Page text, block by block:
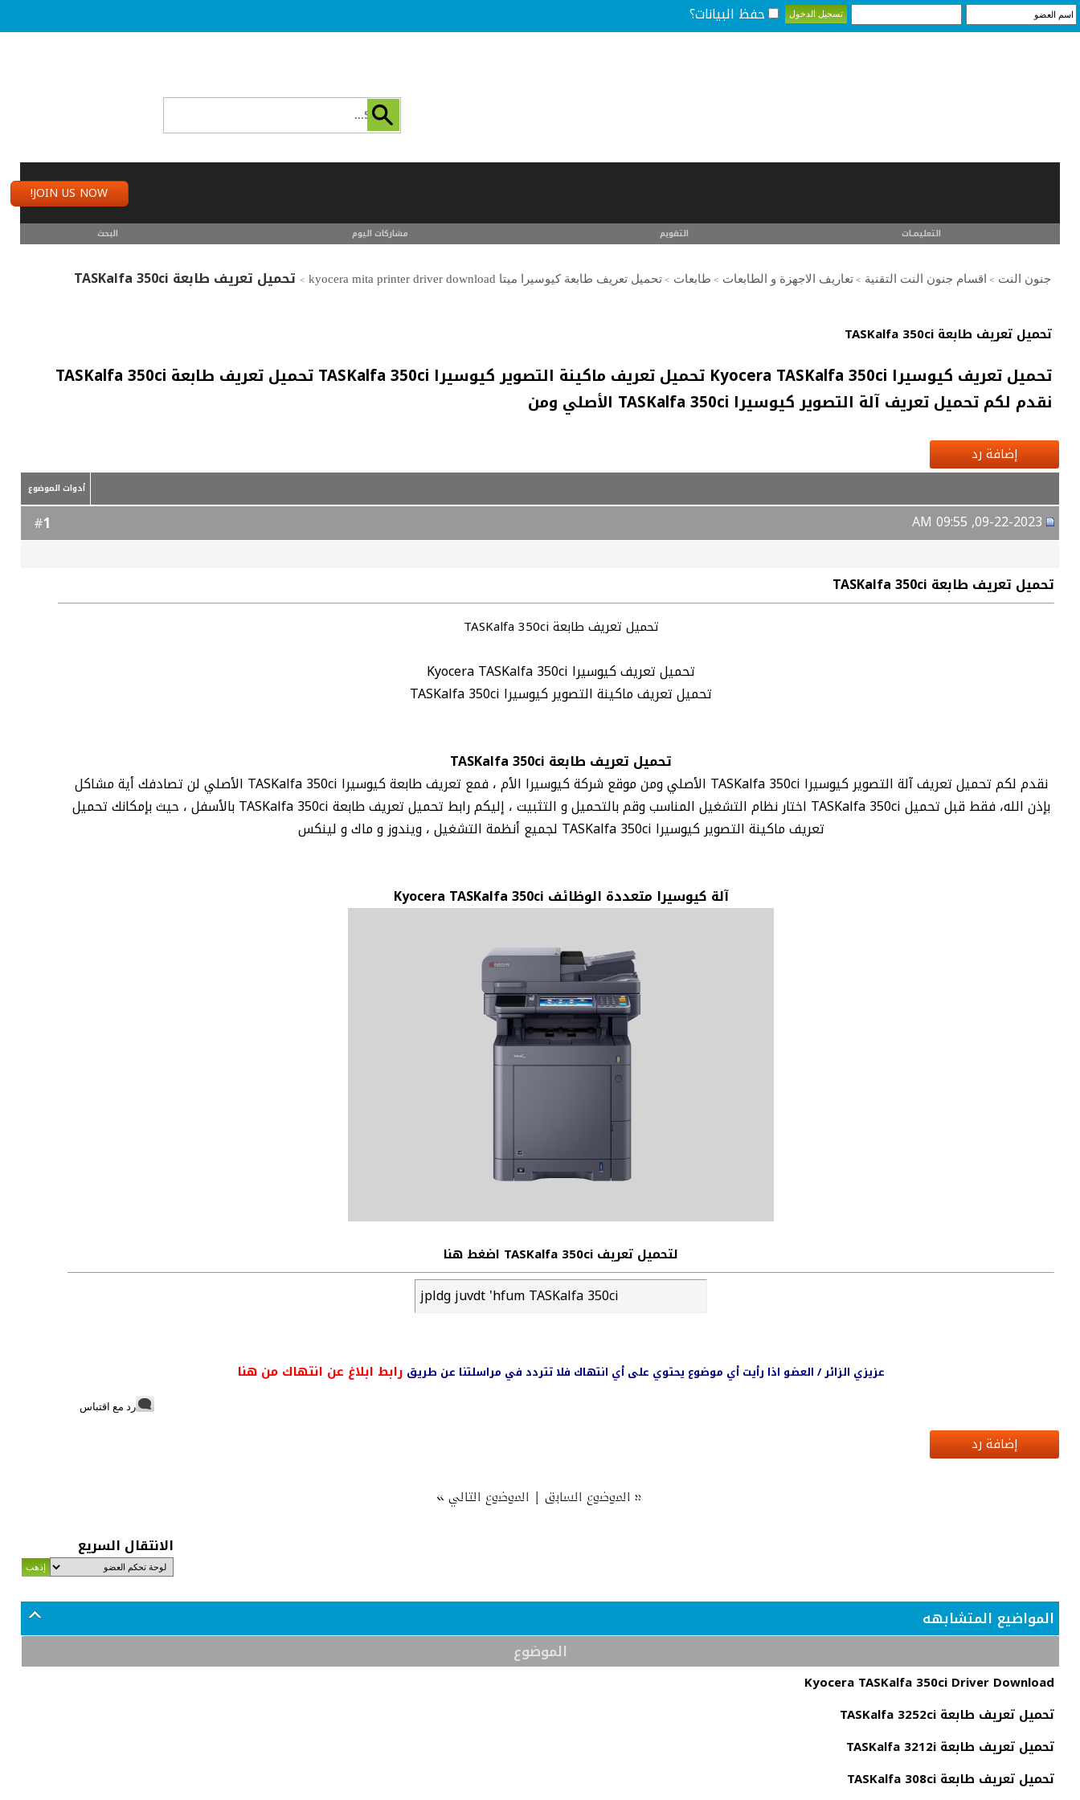
حفظ البيانات؟
JOIN US NOW!
التعليمـــات التقويم مشاركات اليوم البحث
جنون النت > اقسام جنون النت التقنية > تعاريف الاجهزة و الطابعات > طابعات > تحميل تعريف طابعة كيوسيرا ميتا kyocera mita printer driver download > تحميل تعريف طابعة TASKalfa 350ci
تحميل تعريف طابعة TASKalfa 350ci
تحميل تعريف كيوسيرا Kyocera TASKalfa 350ci تحميل تعريف ماكينة التصوير كيوسيرا TASKalfa 350ci تحميل تعريف طابعة TASKalfa 350ci
نقدم لكم تحميل تعريف آلة التصوير كيوسيرا TASKalfa 350ci الأصلي ومن
إضافة رد
أدوات الموضوع
1
تحميل تعريف طابعة TASKalfa 350ci
تحميل تعريف طابعة TASKalfa 350ci
تحميل تعريف كيوسيرا Kyocera TASKalfa 350ci
تحميل تعريف ماكينة التصوير كيوسيرا TASKalfa 350ci
تحميل تعريف طابعة TASKalfa 350ci
نقدم لكم تحميل تعريف آلة التصوير كيوسيرا TASKalfa 350ci الأصلي ومن موقع شركة كيوسيرا الأم ، فمع تعريف طابعة كيوسيرا TASKalfa 350ci الأصلي لن تصادفك أية مشاكل
بإذن الله، فقط قبل تحميل TASKalfa 350ci اختار نظام التشغيل المناسب وقم بالتحميل و التثبيت ، إليكم رابط تحميل تعريف طابعة TASKalfa 350ci بالأسفل ، حيث بإمكانك تحميل
تعريف ماكينة التصوير كيوسيرا TASKalfa 350ci لجميع أنظمة التشغيل ، ويندوز و ماك و لينكس
آلة كيوسيرا متعددة الوظائف Kyocera TASKalfa 350ci
لتحميل تعريف TASKalfa 350ci اضغط هنا
jpldg juvdt 'hfum TASKalfa 350ci
عزيزي الزائر / العضو اذا رأيت أي موضوع يحتوي على أي انتهاك فلا تتردد في مراسلتنا عن طريق رابط ابلاغ عن انتهاك من هنا
رد مع اقتباس
إضافة رد
« الموضوع السابق| الموضوع التالي»
الانتقال السريع
المواضيع المتشابهه
الموضوع
Kyocera TASKalfa 350ci Driver Download
تحميل تعريف طابعة TASKalfa 3252ci
تحميل تعريف طابعة TASKalfa 3212i
تحميل تعريف طابعة TASKalfa 308ci